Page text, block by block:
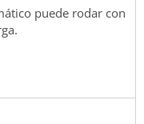
puede rodar con